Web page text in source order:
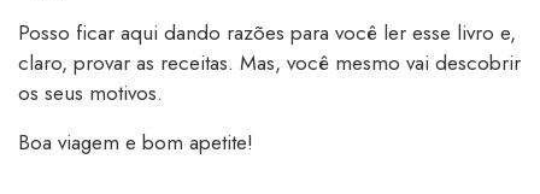
Posso ficar aqui dando razões para você ler esse livro e,
claro, provar as receitas. Mas, você mesmo vai descobrir
os seus motivos.
Boa viagem e bom apetite!